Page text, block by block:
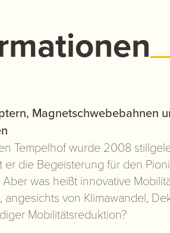
Magnetschwebebahnen
Tempelhof wurde 2008
er die Begeisterung für den
was heißt innovative
angesichts von Klimawandel,
Mobilitätsreduktion?